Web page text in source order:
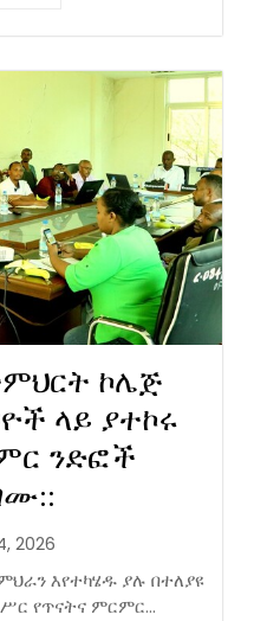
ኮሌጅ
ላይ ያተኮሩ
ንድፎች
2026
እየተካሄዱ ያሉ በተለያዩ
የጥናትና ምርምር...